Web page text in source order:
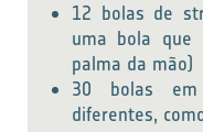
12 bolas de
uma bola que
palma da mão)
30 bolas
diferentes,